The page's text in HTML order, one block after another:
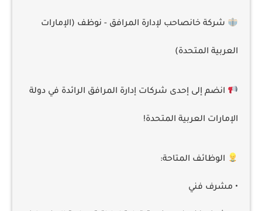
شركة خانصاحب لإدارة المرافق - نوظف (الإمارات
العربية المتحدة)
انضم إلى إحدى شركات إدارة المرافق الرائدة في دولة
الإمارات العربية المتحدة!
الوظائف المتاحة:
• مشرف فني